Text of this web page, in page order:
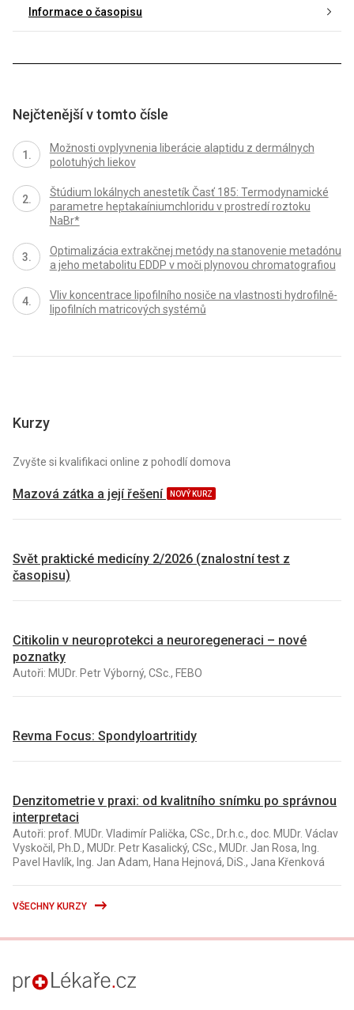
Informace o časopisu
Nejčtenější v tomto čísle
Možnosti ovplyvnenia liberácie alaptidu z dermálnych
polotuhých liekov
Štúdium lokálnych anestetík Časť 185: Termodynamické
parametre heptakaíniumchloridu v prostredí roztoku
NaBr*
Optimalizácia extrakčnej metódy na stanovenie metadónu
a jeho metabolitu EDDP v moči plynovou chromatografiou
Vliv koncentrace lipofilního nosiče na vlastnosti hydrofilně-
lipofilních matricových systémů
Kurzy
Zvyšte si kvalifikaci online z pohodlí domova
Mazová zátka a její řešení NOVÝ KURZ
Svět praktické medicíny 2/2026 (znalostní test z
časopisu)
Citikolin v neuroprotekci a neuroregeneraci – nové
poznatky
Autoři: MUDr. Petr Výborný, CSc., FEBO
Revma Focus: Spondyloartritidy
Denzitometrie v praxi: od kvalitního snímku po správnou
interpretaci
Autoři: prof. MUDr. Vladimír Palička, CSc., Dr.h.c., doc. MUDr. Václav
Vyskočil, Ph.D., MUDr. Petr Kasalický, CSc., MUDr. Jan Rosa, Ing.
Pavel Havlík, Ing. Jan Adam, Hana Hejnová, DiS., Jana Křenková
VŠECHNY KURZY
proLékaře.cz